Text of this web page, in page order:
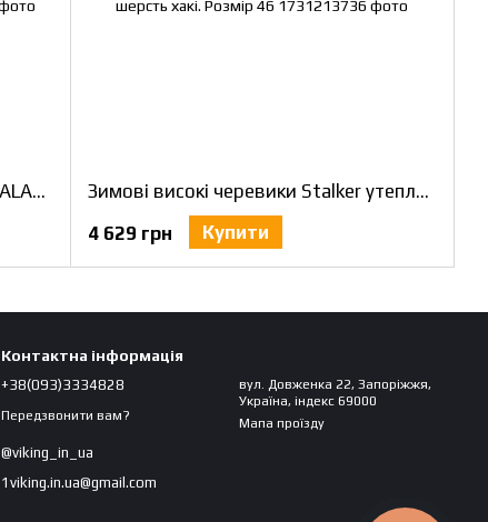
Зимові черевики вовна Stalker (TALAN) утеплені чорні. Розмір 46
Зимові високі черевики Stalker утеплені шерсть хакі. Розмір 46
4 629 грн
Купити
Контактна інформація
+38(093)3334828
Передзвонити вам?
@viking_in_ua
1viking.in.ua@gmail.com
вул. Довженка 22, Запоріжжя,
Україна, індекс 69000
Мапа проїзду